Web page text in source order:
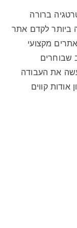
ברורה
ביותר לקדם אתר
מקצועי
שבוחרים
את העבודה
קווים